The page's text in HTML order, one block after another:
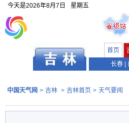
今天是2026年8月7日 星期五
首页
长春
中国天气网 > 吉林 > 吉林首页 > 天气要闻